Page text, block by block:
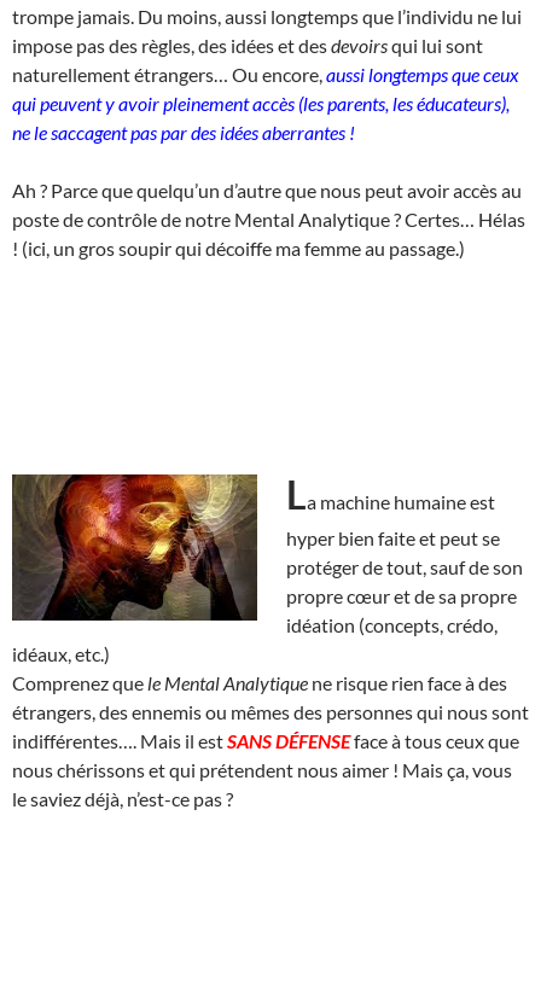
trompe jamais. Du moins, aussi longtemps que l’individu ne lui
impose pas des règles, des idées et desdevoirsqui lui sont
naturellement étrangers… Ou encore, aussi longtemps que ceux
qui peuvent y avoir pleinement accès (les parents, les éducateurs),
ne le saccagent pas par des idées aberrantes !
Ah ? Parce que quelqu’un d’autre que nous peut avoir accès au
poste de contrôle de notre Mental Analytique ? Certes… Hélas
! (ici, un gros soupir qui décoiffe ma femme au passage.)
La machine humaine est
hyper bien faite et peut se
protéger de tout, sauf de son
propre cœur et de sa propre
idéation (concepts, crédo,
idéaux, etc.)
Comprenez que le Mental Analytique ne risque rien face à des
étrangers, des ennemis ou mêmes des personnes qui nous sont
indifférentes…. Mais il estSANS DÉFENSEface à tous ceux que
nous chérissons et qui prétendent nous aimer ! Mais ça, vous
le saviez déjà, n’est-ce pas ?